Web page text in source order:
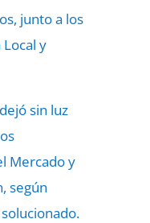
junto a los
y
sin luz
Mercado y
según